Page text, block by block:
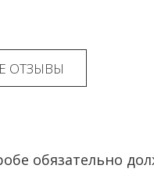
обязательно
ОТЗЫВЫ